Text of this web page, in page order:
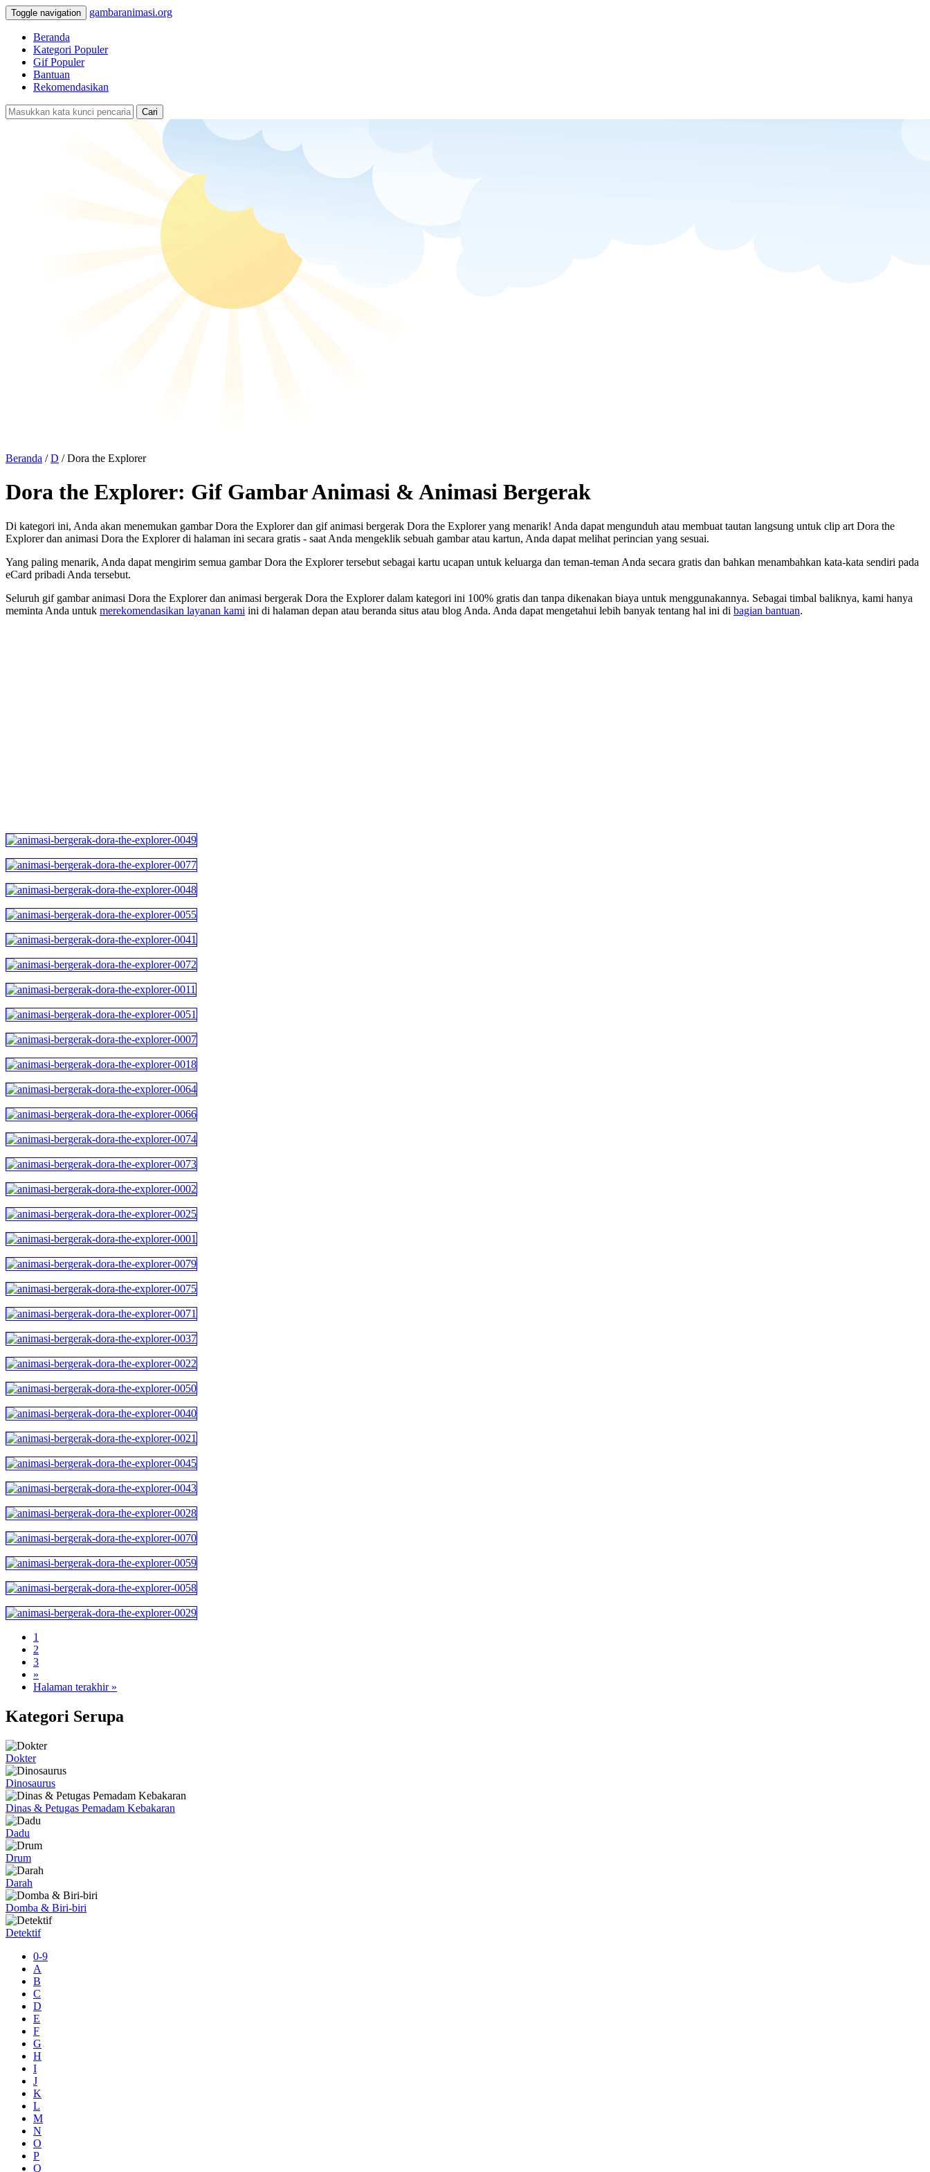
Toggle navigation gambaranimasi.org
Beranda
Kategori Populer
Gif Populer
Bantuan
Rekomendasikan
Cari
Beranda /D / Dora the Explorer
Dora the Explorer: Gif Gambar Animasi & Animasi Bergerak
Di kategori ini, Anda akan menemukan gambar Dora the Explorer dan gif animasi bergerak Dora the Explorer yang menarik! Anda dapat mengunduh atau membuat tautan langsung untuk clip art Dora the
Explorer dan animasi Dora the Explorer di halaman ini secara gratis - saat Anda mengeklik sebuah gambar atau kartun, Anda dapat melihat perincian yang sesuai.
Yang paling menarik, Anda dapat mengirim semua gambar Dora the Explorer tersebut sebagai kartu ucapan untuk keluarga dan teman-teman Anda secara gratis dan bahkan menambahkan kata-kata sendiri pada
eCard pribadi Anda tersebut.
Seluruh gif gambar animasi Dora the Explorer dan animasi bergerak Dora the Explorer dalam kategori ini 100% gratis dan tanpa dikenakan biaya untuk menggunakannya. Sebagai timbal baliknya, kami hanya
meminta Anda untuk merekomendasikan layanan kami ini di halaman depan atau beranda situs atau blog Anda. Anda dapat mengetahui lebih banyak tentang hal ini di bagian bantuan.
1
2
3
»
Halaman terakhir »
Kategori Serupa
Dokter
Dinosaurus
Dinas & Petugas Pemadam Kebakaran
Dadu
Drum
Darah
Domba & Biri-biri
Detektif
0-9
A
B
C
D
E
F
G
H
I
J
K
L
M
N
O
P
Q